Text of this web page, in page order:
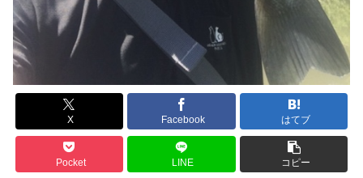
X Facebook はてブ
Pocket LINE コピー